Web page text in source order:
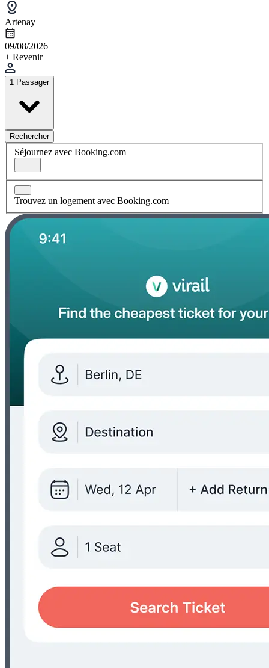
Artenay
09/08/2026
+ Revenir
1 Passager
Rechercher
Séjournez avec Booking.com
Trouvez un logement avec Booking.com